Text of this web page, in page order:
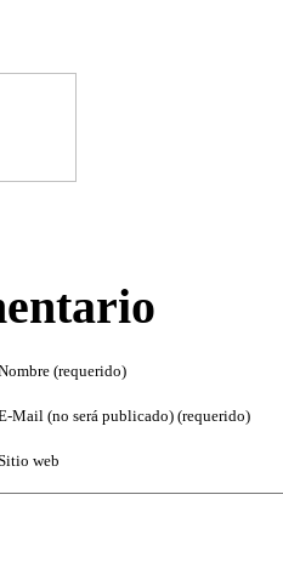
(requerido)
Mail (no será publicado) (requerido)
web